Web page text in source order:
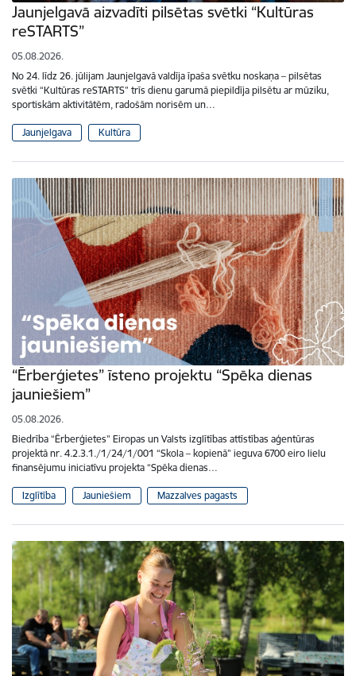
Jaunjelgavā aizvadīti pilsētas svētki “Kultūras
reSTARTS”
05.08.2026.
No 24. līdz 26. jūlijam Jaunjelgavā valdīja īpaša svētku noskaņa – pilsētas
svētki “Kultūras reSTARTS” trīs dienu garumā piepildīja pilsētu ar mūziku,
sportiskām aktivitātēm, radošām norisēm un…
Jaunjelgava Kultūra
“Ērberģietes” īsteno projektu “Spēka dienas
jauniešiem”
05.08.2026.
Biedrība “Ērberģietes” Eiropas un Valsts izglītības attīstības aģentūras
projektā nr. 4.2.3.1./1/24/1/001 “Skola – kopienā” ieguva 6700 eiro lielu
finansējumu iniciatīvu projekta “Spēka dienas…
Izglītība Jauniešiem Mazzalves pagasts